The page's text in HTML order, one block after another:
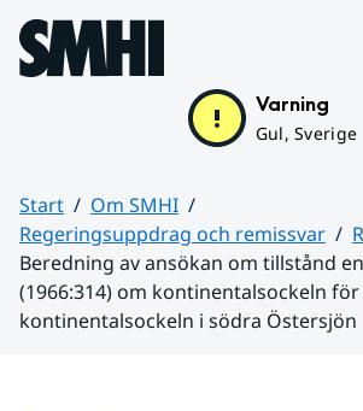
Hoppa till sidans innehåll
Varning
Gul, Sverige
Start
Om SMHI
Regeringsuppdrag och remissvar
Beredning av ansökan om tillstånd
(1966:314) om kontinentalsockeln
kontinentalsockeln i södra Östersjön